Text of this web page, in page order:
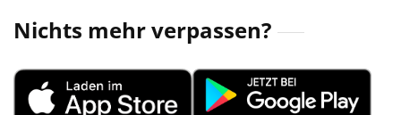
Nichts mehr verpassen?